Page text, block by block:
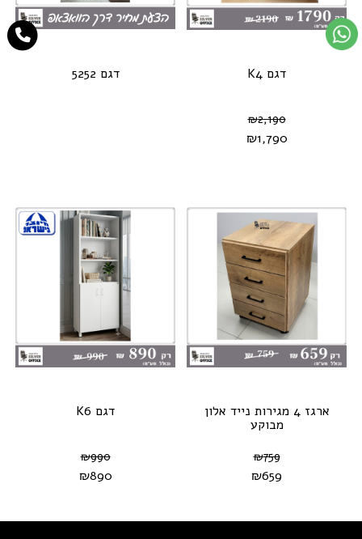
דגם K4
₪2,190
₪1,790
דגם 5252
ארגז 4 מגירות נייד אלון
מבוקע
₪759
₪659
דגם K6
₪990
₪890